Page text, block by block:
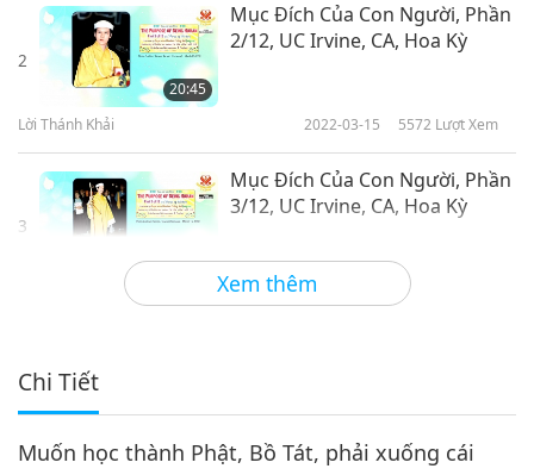
Xem thêm
2
20:45
Mục Đích Của Con Người, Phần
2/12, UC Irvine, CA, Hoa Kỳ
Lời Thánh Khải 2022-03-15 5572 Lượt Xem
3
Mục Đích Của Con Người, Phần
3/12, UC Irvine, CA, Hoa Kỳ
2022-03-16 5790
4
21:55
Lời Thánh Khải 2022-03-17 5545Lượt Xem
Chi Tiết
Muốn học thành Phật, Bồ Tát, phải xuống cái